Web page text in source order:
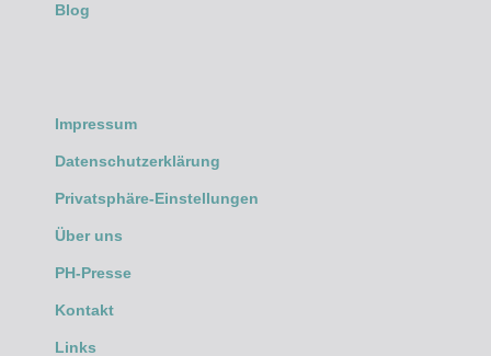
Blog
Impressum
Datenschutzerklärung
Privatsphäre-Einstellungen
Über uns
PH-Presse
Kontakt
Links